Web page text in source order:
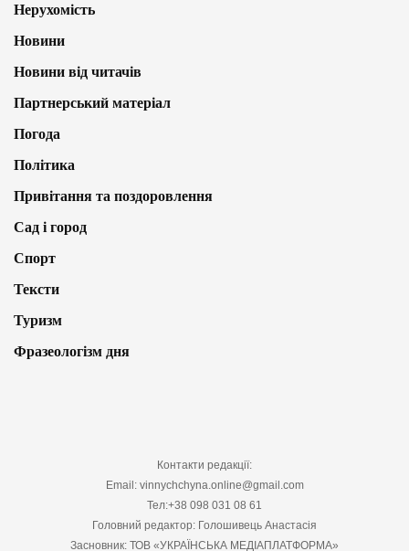
Нерухомість
Новини
Новини від читачів
Партнерський матеріал
Погода
Політика
Привітання та поздоровлення
Сад і город
Спорт
Тексти
Туризм
Фразеологізм дня
Контакти редакції:
Email: vinnychchyna.online@gmail.com
Тел:+38 098 031 08 61
Головний редактор: Голошивець Анастасія
Засновник: ТОВ «УКРАЇНСЬКА МЕДІАПЛАТФОРМА»